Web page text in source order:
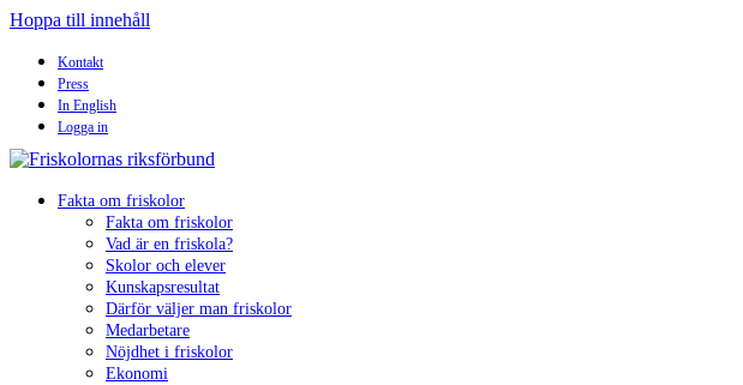
Hoppa till innehåll
Kontakt
Press
In English
Logga in
Fakta om friskolor
Fakta om friskolor
Vad är en friskola?
Skolor och elever
Kunskapsresultat
Därför väljer man friskolor
Medarbetare
Nöjdhet i friskolor
Ekonomi